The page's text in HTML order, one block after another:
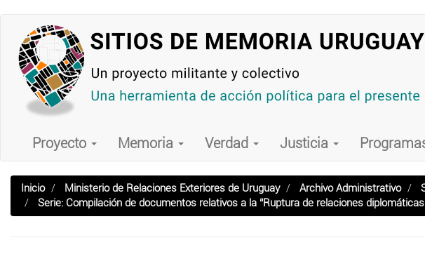
contenido
principal
Main
navigation
Proyecto Memoria Verdad Justicia
Inicio Ministerio de Relaciones Exteriores de Uruguay Archivo Administrativo
Serie: Compilación de documentos relativos a la “Ruptura de relaciones